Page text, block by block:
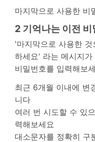
마지막으로 사용한 비
2 기억나는 이전 비
'마지막으로 사용한
하세요' 라는 메시지
비밀번호를 입력해보
최근 6개월 이내에 변
니다
여러 번 시도할 수 있
력해보세요
대소문자를 정확히 구